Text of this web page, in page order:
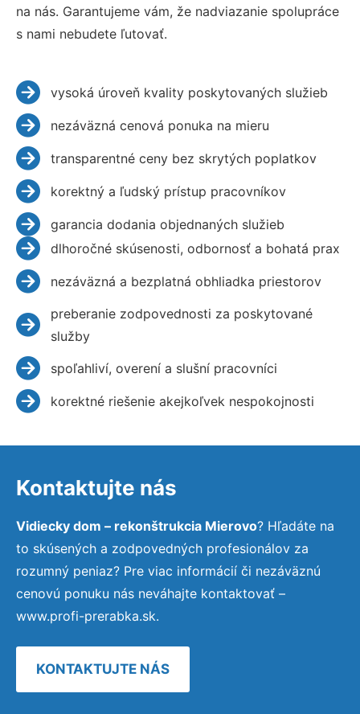
na nás. Garantujeme vám, že nadviazanie spolupráce
s nami nebudete ľutovať.
vysoká úroveň kvality poskytovaných služieb
nezáväzná cenová ponuka na mieru
transparentné ceny bez skrytých poplatkov
korektný a ľudský prístup pracovníkov
garancia dodania objednaných služieb
dlhoročné skúsenosti, odbornosť a bohatá prax
nezáväzná a bezplatná obhliadka priestorov
preberanie zodpovednosti za poskytované
služby
spoľahliví, overení a slušní pracovníci
korektné riešenie akejkoľvek nespokojnosti
Kontaktujte nás
Vidiecky dom – rekonštrukcia Mierovo? Hľadáte na
to skúsených a zodpovedných profesionálov za
rozumný peniaz? Pre viac informácií či nezáväznú
cenovú ponuku nás neváhajte kontaktovať –
www.profi-prerabka.sk.
KONTAKTUJTE NÁS